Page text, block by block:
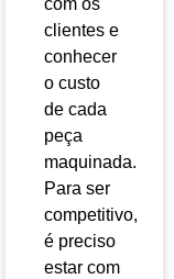
com os
clientes e
conhecer
o custo
de cada
peça
maquinada.
Para ser
competitivo,
é preciso
estar com